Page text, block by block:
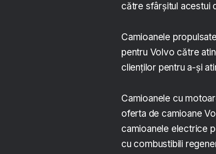
către sfârșitul acestui
Camioanele
pentru Volvo către
clienților pentru a-și
Camioanele cu
oferta de camioane
camioanele electrice
cu combustibili